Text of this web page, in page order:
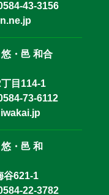
43-3156
・邑 和合
目114-1
73-6112
・邑 和
谷621-1
22-3782